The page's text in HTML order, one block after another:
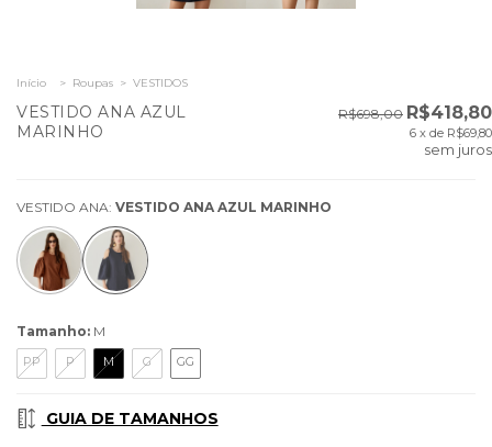
Início > Roupas > VESTIDOS
VESTIDO ANA AZUL
MARINHO
R$698,00 R$418,80
6 x de R$69,80
sem juros
VESTIDO ANA: VESTIDO ANA AZUL MARINHO
Tamanho: M
PP P M G GG
GUIA DE TAMANHOS